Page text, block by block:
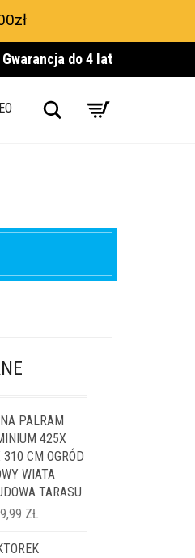
Gwarancja do 4 lat
Search
PALRAM
425X
CM OGRÓD
WIATA
TARASU
ZŁ